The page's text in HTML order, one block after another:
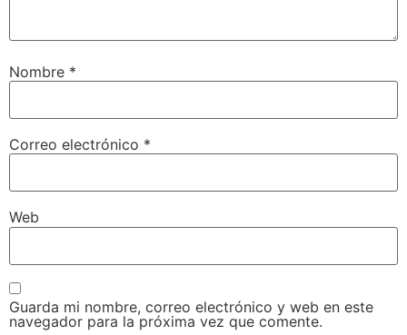
Nombre *
Correo electrónico *
Web
Guarda mi nombre, correo electrónico y web en este
navegador para la próxima vez que comente.